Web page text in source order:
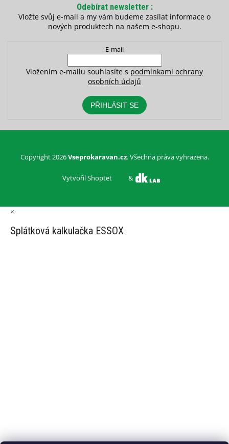
Odebírat newsletter
Vložte svůj e-mail a my vám budeme zasílat informace o
nových produktech na našem e-shopu.
E-mail
Vložením e-mailu souhlasíte s podmínkami ochrany
osobních údajů
PŘIHLÁSIT SE
Vytvořil Shoptet &
Copyright 2026Vseprokaravan.cz. Všechna práva vyhrazena.
×
Splátková kalkulačka ESSOX